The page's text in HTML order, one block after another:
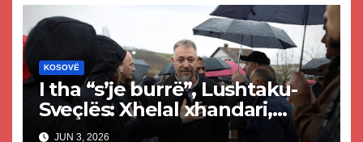
KOSOVË
I tha “s’je burrë”, Lushtaku-
Sveçlës: Xhelal xhandari,
dezertor i luftës – s’mund të
JUN 3, 2026